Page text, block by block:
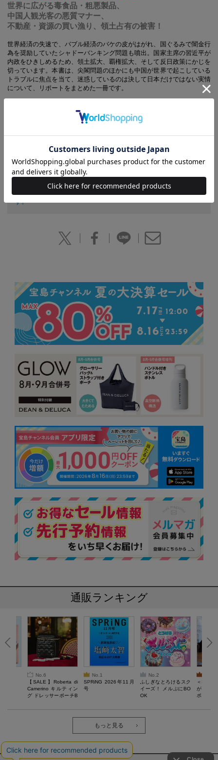
世界に広がる毒食品・粗悪製品、
中国人観光客の悪質マナー、
不動産・資源の買い漁り、領土占有の被害！
世界経済の失速で、バブル経済のバケの皮がはがれ、国ぐるみで闇金行
為を奨励していたシャドーバンキング問題も噴出。国家主席の習近平が
内政をひきしめるため、領土拡大、覇権拡大、そして反日政策にかじを
切っています。本書は、尖閣問題のほかにも中国が世界で起こしている
トラブルに焦点を当て、迷惑しているのは決して日本だけではない実情
について、リポートをまとめた一冊です。
飯塚竜二（いいづか りゅうじ）／奥窪優木（おくくぼ ゆうき）／佐
織（ふくしま かおり）／村井 忍（むらい しのぶ）／安田峰俊（や
すだ みねとし）
宝島2077 世界で嫌われる中国』を増補・改訂したもので
す。
通販ランキング
No.6
【SALE】Roberta di
Camerino キルティン
グ ドレッサーポーチB
No.1
SPRiNG 2026年11月
号
No.2
ふしぎなとろけるスク
イーズ！ メルぷにBO
OK
＜SALE
がある
ポーチ
もっと見る